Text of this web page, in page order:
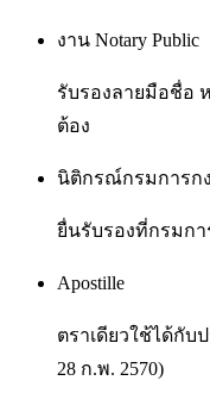
งาน Notary Public
รับรองลายมือชื่อ
ต้อง
นิติกรณ์กรมการก
ยื่นรับรองที่กรมก
Apostille
ตราเดียวใช้ได้กั
28 ก.พ. 2570)